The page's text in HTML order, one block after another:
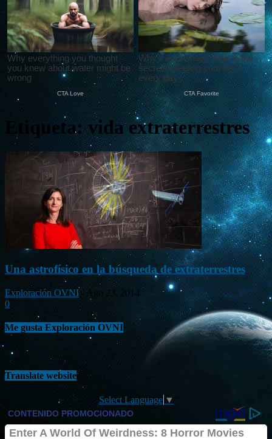
Etiqueta: vida extraterrestres
Una astrofísico en la búsqueda de extraterrestres
Exploración OVNI -
Ago 23, 2014
0
Me gusta Exploración OVNI
Translate website
Select Language ▼